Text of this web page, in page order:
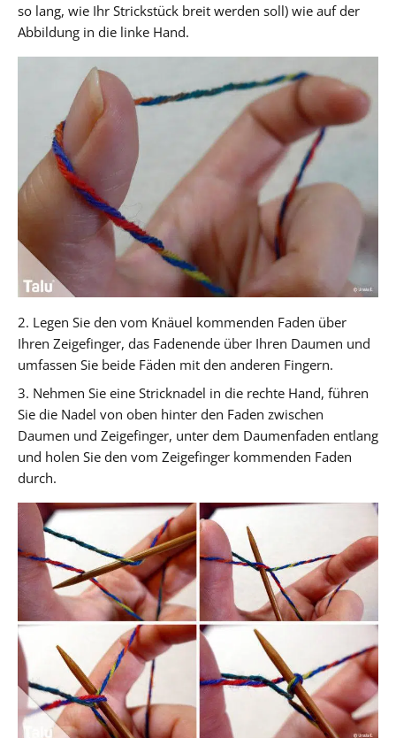
so lang, wie Ihr Strickstück breit werden soll) wie auf der
Abbildung in die linke Hand.
2. Legen Sie den vom Knäuel kommenden Faden über
Ihren Zeigefinger, das Fadenende über Ihren Daumen und
umfassen Sie beide Fäden mit den anderen Fingern.
3. Nehmen Sie eine Stricknadel in die rechte Hand, führen
Sie die Nadel von oben hinter den Faden zwischen
Daumen und Zeigefinger, unter dem Daumenfaden entlang
und holen Sie den vom Zeigefinger kommenden Faden
durch.